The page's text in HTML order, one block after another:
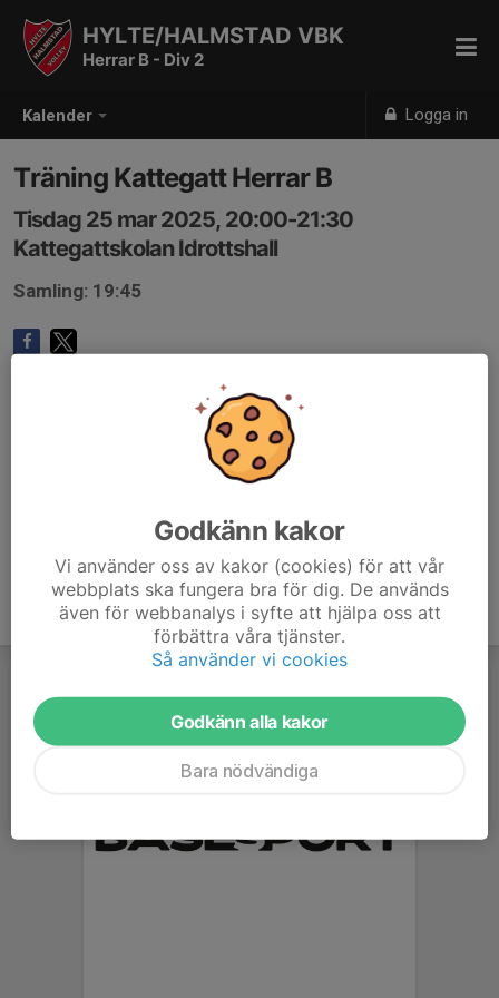
Kalender Logga in
HYLTE/HALMSTAD VBK
Herrar B - Div 2
Träning Kattegatt Herrar B
Tisdag 25 mar 2025, 20:00-21:30
Kattegattskolan Idrottshall
Samling: 19:45
Godkänn kakor
Vi använder oss av kakor (cookies) för att vår
webbplats ska fungera bra för dig. De används
även för webbanalys i syfte att hjälpa oss att
förbättra våra tjänster.
Så använder vi cookies
Godkänn alla kakor
Bara nödvändiga